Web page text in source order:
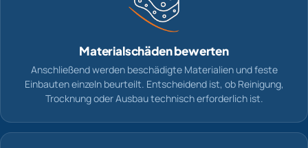
Materialschäden bewerten
Anschließend werden beschädigte Materialien und feste
Einbauten einzeln beurteilt. Entscheidend ist, ob Reinigung,
Trocknung oder Ausbau technisch erforderlich ist.